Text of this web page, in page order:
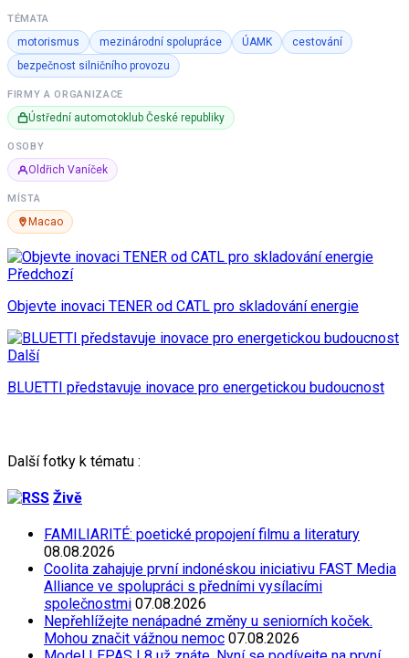
TÉMATA
motorismus mezinárodní spolupráce ÚAMK
cestování
bezpečnost silničního provozu
FIRMY A ORGANIZACE
Ústřední automotoklub České republiky
OSOBY
Oldřich Vaníček
MÍSTA
Macao
Předchozí
Objevte inovaci TENER od CATL pro skladování energie
Další
BLUETTI představuje inovace pro energetickou budoucnost
Další fotky k tématu :
Živě
FAMILIARITÉ: poetické propojení filmu a literatury
08.08.2026
Coolita zahajuje první indonéskou iniciativu FAST Media
Alliance ve spolupráci s předními vysílacími
společnostmi 07.08.2026
Nepřehlížejte nenápadné změny u seniorních koček.
Mohou značit vážnou nemoc 07.08.2026